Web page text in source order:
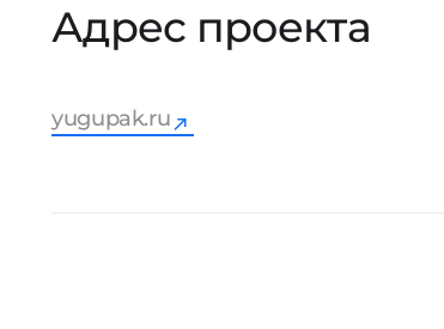
Адрес проекта
yugupak.ru